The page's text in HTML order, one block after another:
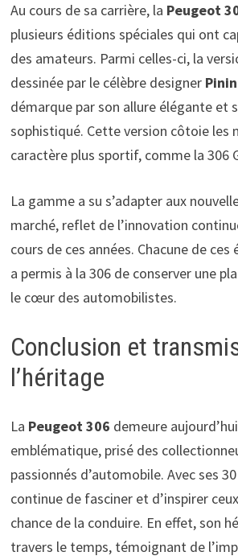
Au cours de sa carrière, la Peugeot
plusieurs éditions spéciales qui ont
des amateurs. Parmi celles-ci, la
dessinée par le célèbre designer
démarque par son allure élégante et
sophistiqué. Cette version côtoie les
caractère plus sportif, comme la 306
La gamme a su s’adapter aux
marché, reflet de l’innovation
cours de ces années. Chacune de
a permis à la 306 de conserver une
le cœur des automobilistes.
Conclusion et
l’héritage
La Peugeot 306 demeure
emblématique, prisé des
passionnés d’automobile. Avec ses
continue de fasciner et d’inspirer
chance de la conduire. En effet, son
travers le temps, témoignant de